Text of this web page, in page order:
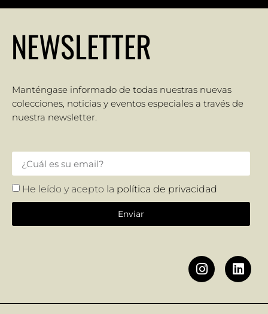
NEWSLETTER
Manténgase informado de todas nuestras nuevas
colecciones, noticias y eventos especiales a través de
nuestra newsletter.
He leído y acepto la política de privacidad
Enviar